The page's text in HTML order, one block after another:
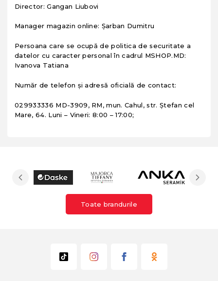
Director: Gangan Liubovi
Manager magazin online: Șarban Dumitru
Persoana care se ocupă de politica de securitate a
datelor cu caracter personal în cadrul MSHOP.MD:
Ivanova Tatiana
Număr de telefon și adresă oficială de contact:
029933336 MD-3909, RM, mun. Cahul, str. Ștefan cel
Mare, 64. Luni – Vineri: 8:00 – 17:00;
Toate brandurile